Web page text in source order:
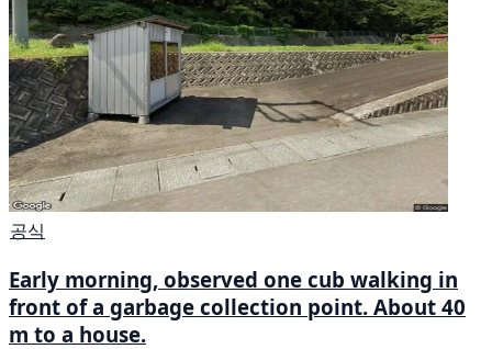
공식
Early morning, observed one cub walking in
front of a garbage collection point. About 40
m to a house.